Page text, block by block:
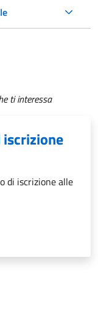
ti interessa
di iscrizione alle